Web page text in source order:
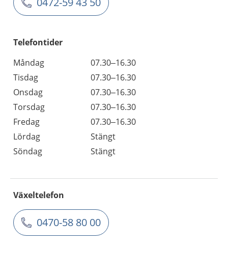
Telefontider
Måndag
07.30–16.30
Tisdag
07.30–16.30
Onsdag
07.30–16.30
Torsdag
07.30–16.30
Fredag
07.30–16.30
Lördag
Stängt
Söndag
Stängt
Växeltelefon
0470-58 80 00